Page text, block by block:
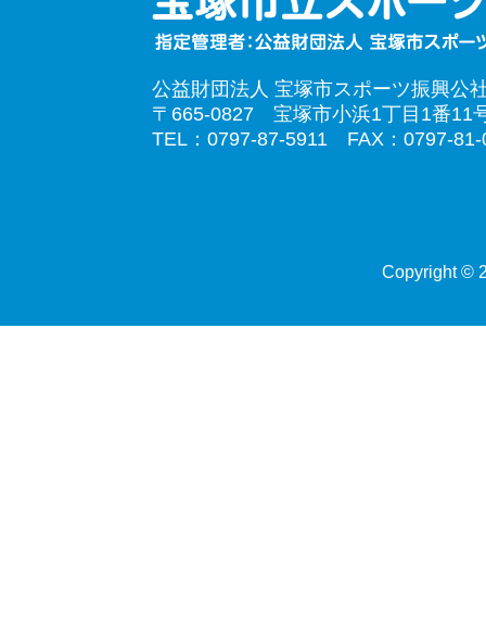
公益財団法人 宝塚市スポーツ振興公
〒665-0827 宝塚市小浜1丁目1番11
TEL：0797-87-5911 FAX：0797-81-
Copyright ©